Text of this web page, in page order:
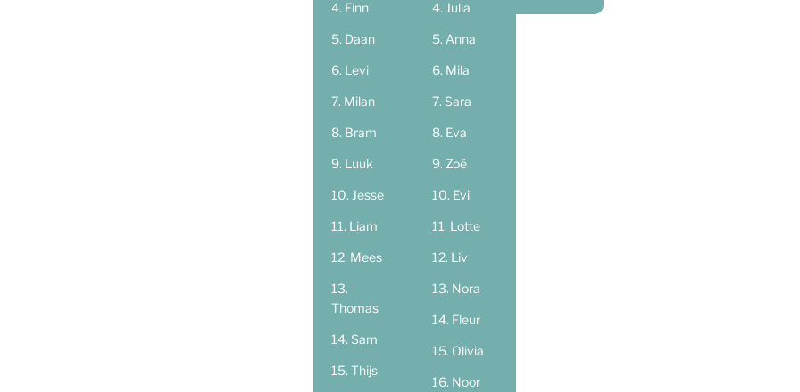
Finn
Daan
Levi
Milan
Bram
Luuk
Jesse
Liam
Mees
Thomas
Sam
Thijs
Julia
Anna
Mila
Sara
Eva
Zoë
Evi
Lotte
Liv
Nora
Fleur
Olivia
Noor